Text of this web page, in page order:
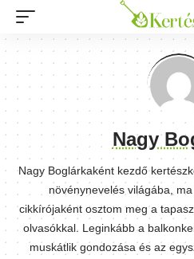
Nagy
Nagy Boglárkaként kezdő
növénynevelés világába,
cikkírójaként osztom meg a
olvasókkal. Leginkább a
muskátlik gondozása és az